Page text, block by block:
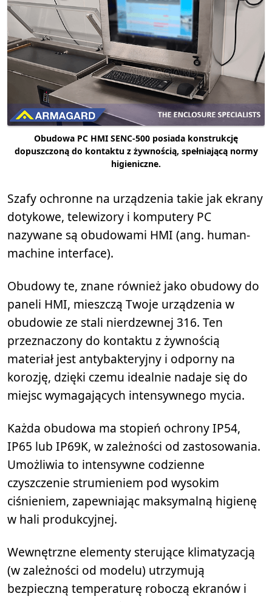
Obudowa PC HMI SENC-500 posiada konstrukcję
dopuszczoną do kontaktu z żywnością, spełniającą normy
higieniczne.
Szafy ochronne na urządzenia takie jak ekrany
dotykowe, telewizory i komputery PC
nazywane są obudowami HMI (ang. human-
machine interface).
Obudowy te, znane również jako obudowy do
paneli HMI, mieszczą Twoje urządzenia w
obudowie ze stali nierdzewnej 316. Ten
przeznaczony do kontaktu z żywnością
materiał jest antybakteryjny i odporny na
korozję, dzięki czemu idealnie nadaje się do
miejsc wymagających intensywnego mycia.
Każda obudowa ma stopień ochrony IP54,
IP65 lub IP69K, w zależności od zastosowania.
Umożliwia to intensywne codzienne
czyszczenie strumieniem pod wysokim
ciśnieniem, zapewniając maksymalną higienę
w hali produkcyjnej.
Wewnętrzne elementy sterujące klimatyzacją
(w zależności od modelu) utrzymują
bezpieczną temperaturę roboczą ekranów i